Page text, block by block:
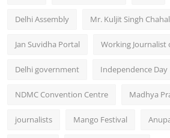
Delhi Assembly Mr. Kuljit Singh Chahal
Jan Suvidha Portal Working Journalist
Delhi government Independence Day
NDMC Convention Centre Madhya
journalists Mango Festival